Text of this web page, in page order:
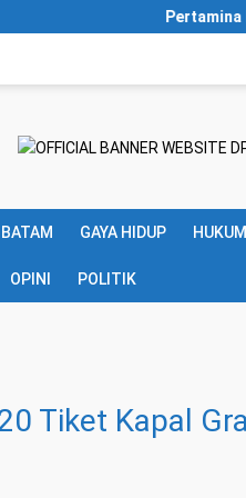
Pertamina Patra Niaga
GAYA HIDUP
OPINI POLITIK
Tiket Kapal